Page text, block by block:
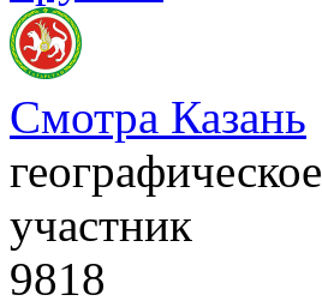
Смотра Казань
географическое
участник
9818